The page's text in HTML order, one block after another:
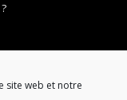
site web et notre